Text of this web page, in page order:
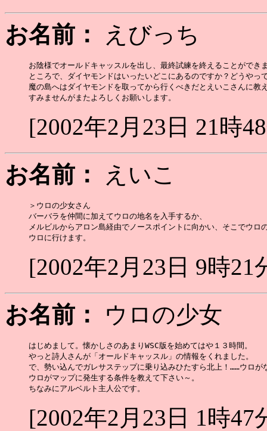
お名前：
えびっち
お陰様でオールドキャッスルを出し、最終試練を終えることができ
ところで、ダイヤモンドはいったいどこにあるのですか？どうやっ
魔の島へはダイヤモンドを取ってから行くべきだとえいこさんに教
[2002年2月23日 21時
お名前：
えいこ
＞ウロの少女さん
バーバラを仲間に加えてウロの地名を入手するか、
メルビルからアロン島経由でノースポイントに向かい、そこでウロ
[2002年2月23日 9時21
お名前：
ウロの少
はじめまして。懐かしさのあまりWSC版を始めてはや１３時間。
やっと詩人さんが「オールドキャッスル」の情報をくれました。
で、勢い込んでガレサステップに乗り込みひたすら北上！……ウロが
ウロがマップに発生する条件を教えて下さい～。
[2002年2月23日 1時47